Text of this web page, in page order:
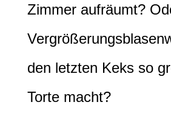
Zimmer aufräumt?
den letzten Keks so
Torte macht?